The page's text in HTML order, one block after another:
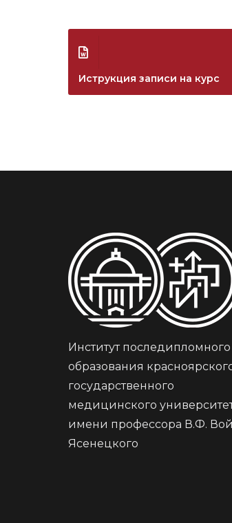
Иструкция записи на курс
Институт последипломного
образования
государственного
медицинского
имени профессора В.Ф.
Ясенецкого